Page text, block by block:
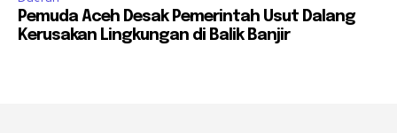
Pemuda Aceh Desak Pemerintah Usut Dalang
Kerusakan Lingkungan di Balik Banjir